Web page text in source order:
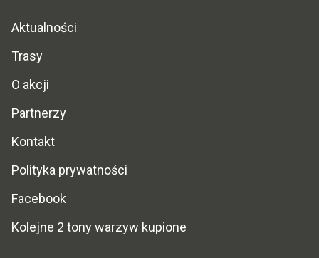
Aktualności
Trasy
O akcji
Partnerzy
Kontakt
Polityka prywatności
Facebook
Kolejne 2 tony warzyw kupione